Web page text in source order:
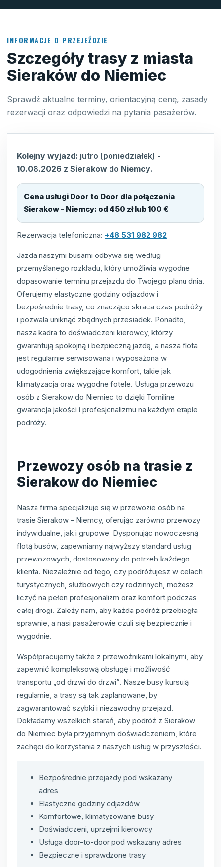
INFORMACJE O PRZEJEŹDZIE
Szczegóły trasy z miasta
Sieraków do Niemiec
Sprawdź aktualne terminy, orientacyjną cenę, zasady
rezerwacji oraz odpowiedzi na pytania pasażerów.
Kolejny wyjazd: jutro (poniedziałek) -
10.08.2026 z Sierakow do Niemcy.
Cena usługi Door to Door dla połączenia
Sierakow - Niemcy: od 450 zł lub 100 €
Rezerwacja telefoniczna: +48 531 982 982
Jazda naszymi busami odbywa się według
przemyślanego rozkładu, który umożliwia wygodne
dopasowanie terminu przejazdu do Twojego planu dnia.
Oferujemy elastyczne godziny odjazdów i
bezpośrednie trasy, co znacząco skraca czas podróży
i pozwala uniknąć zbędnych przesiadek. Ponadto,
nasza kadra to doświadczeni kierowcy, którzy
gwarantują spokojną i bezpieczną jazdę, a nasza flota
jest regularnie serwisowana i wyposażona w
udogodnienia zwiększające komfort, takie jak
klimatyzacja oraz wygodne fotele. Usługa przewozu
osób z Sierakow do Niemiec to dzięki Tomiline
gwarancja jakości i profesjonalizmu na każdym etapie
podróży.
Przewozy osób na trasie z
Sierakow do Niemiec
Nasza firma specjalizuje się w przewozie osób na
trasie Sierakow - Niemcy, oferując zarówno przewozy
indywidualne, jak i grupowe. Dysponując nowoczesną
flotą busów, zapewniamy najwyższy standard usług
przewozowych, dostosowany do potrzeb każdego
klienta. Niezależnie od tego, czy podróżujesz w celach
turystycznych, służbowych czy rodzinnych, możesz
liczyć na pełen profesjonalizm oraz komfort podczas
całej drogi. Zależy nam, aby każda podróż przebiegła
sprawnie, a nasi pasażerowie czuli się bezpiecznie i
wygodnie.
Współpracujemy także z przewoźnikami lokalnymi, aby
zapewnić kompleksową obsługę i możliwość
transportu „od drzwi do drzwi”. Nasze busy kursują
regularnie, a trasy są tak zaplanowane, by
zagwarantować szybki i niezawodny przejazd.
Dokładamy wszelkich starań, aby podróż z Sierakow
do Niemiec była przyjemnym doświadczeniem, które
zachęci do korzystania z naszych usług w przyszłości.
Bezpośrednie przejazdy pod wskazany
adres
Elastyczne godziny odjazdów
Komfortowe, klimatyzowane busy
Doświadczeni, uprzejmi kierowcy
Usługa door-to-door pod wskazany adres
Bezpieczne i sprawdzone trasy